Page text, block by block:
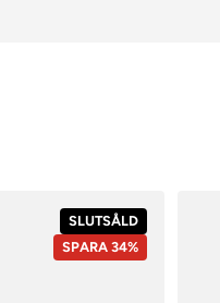
SLUTSÅLD
SPARA 34%